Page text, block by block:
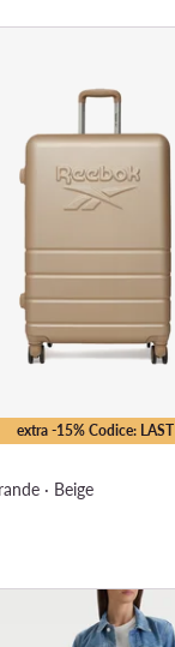
extra -15% Codice: LAST
· Beige